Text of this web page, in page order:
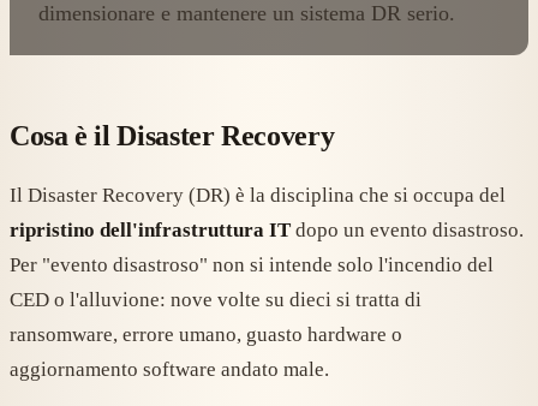
dimensionare e mantenere un sistema DR serio.
Cosa è il Disaster Recovery
Il Disaster Recovery (DR) è la disciplina che si occupa del
ripristino dell'infrastruttura IT dopo un evento disastroso.
Per "evento disastroso" non si intende solo l'incendio del
CED o l'alluvione: nove volte su dieci si tratta di
ransomware, errore umano, guasto hardware o
aggiornamento software andato male.